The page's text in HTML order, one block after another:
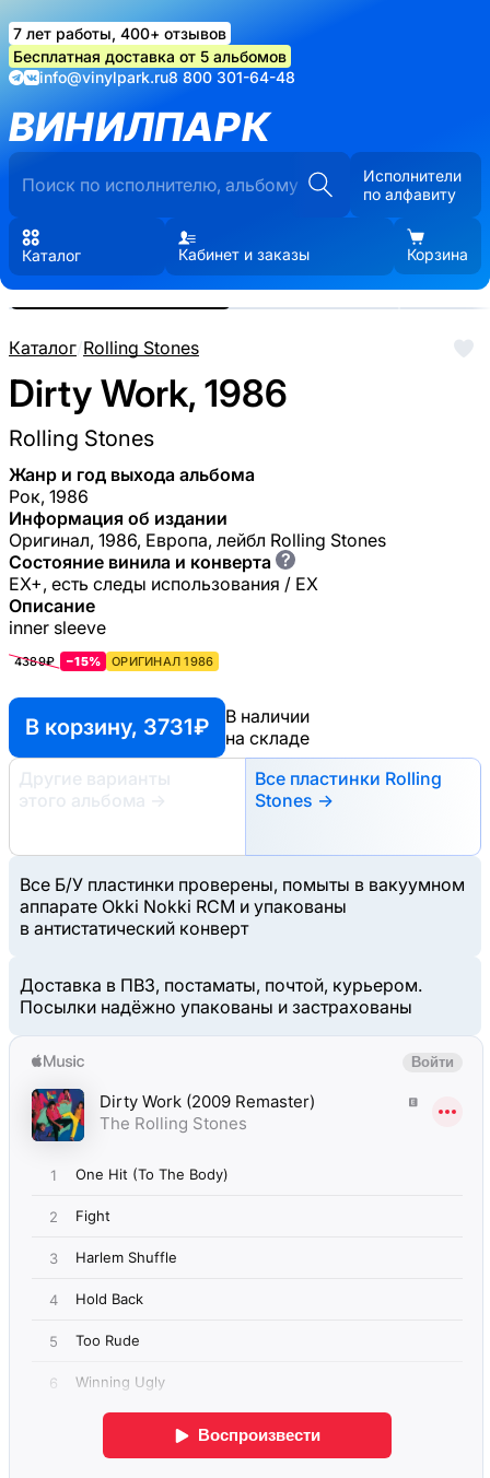
7 лет работы, 400+ отзывов
Бесплатная доставка от 5 альбомов
info@vinylpark.ru8 800 301-64-48
ВИНИЛПАРК
Исполнители
по алфавиту
Каталог Кабинет и заказы Корзина
Каталог/Rolling Stones
Dirty Work, 1986
Rolling Stones
Жанр и год выхода альбома
Рок, 1986
Информация об издании
Оригинал, 1986, Европа, лейбл Rolling Stones
Состояние винила и конверта ?
EX+, есть следы использования / EX
Описание
inner sleeve
4389₽ −15% ОРИГИНАЛ 1986
В корзину, 3731 ₽
В наличии
на складе
Другие варианты
этого альбома
→
Все пластинки Rolling
Stones →
Все Б/У пластинки проверены, помыты в вакуумном
аппарате Okki Nokki RCM и упакованы
в антистатический конверт
Доставка в ПВЗ, постаматы, почтой, курьером.
Посылки надёжно упакованы и застрахованы
Реальные фото пластинки.
Нажмите, чтобы увеличить